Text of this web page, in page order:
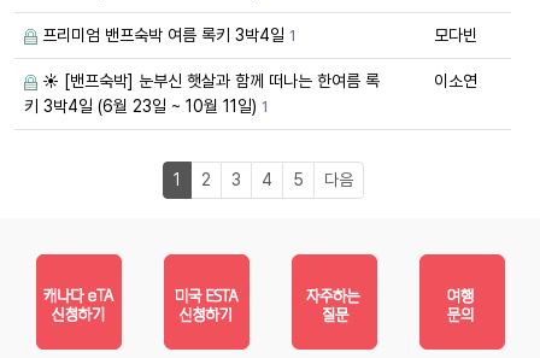
프리미엄 밴프숙박 여름 록키 3박4일 1 모다빈
☀️ [밴프숙박] 눈부신 햇살과 함께 떠나는 한여름 록
키 3박4일 (6월 23일 ~ 10월 11일) 1
이소연
1 2 3 4 5 다음